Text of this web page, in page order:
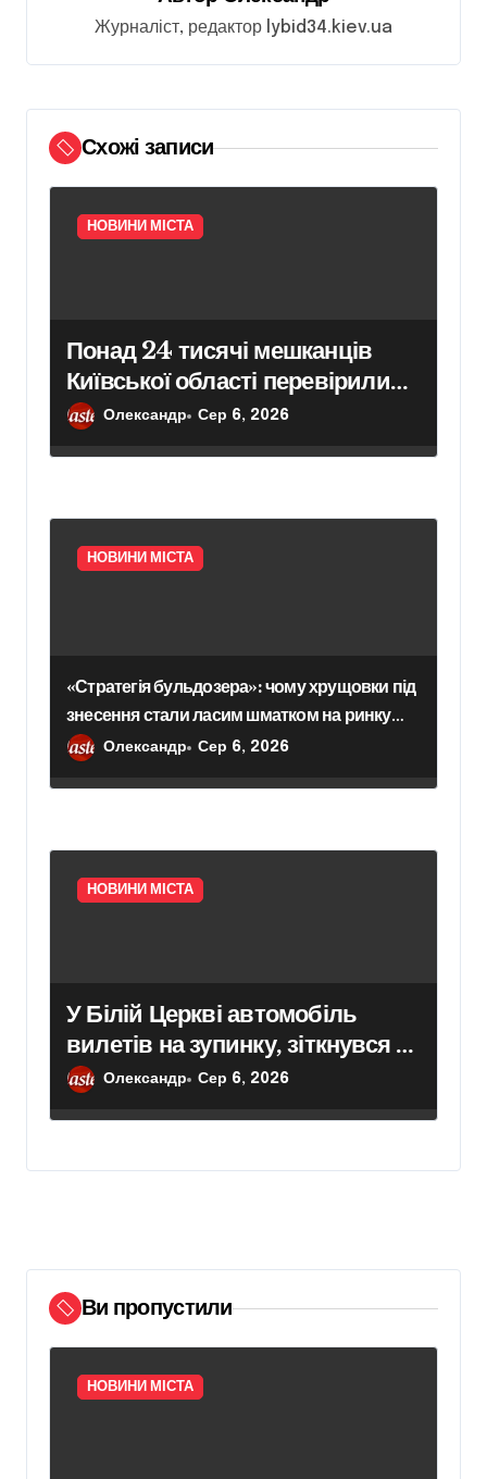
п
и
с
і
в
Журналіст, редактор lybid34.kiev.ua
Схожі записи
НОВИНИ МІСТА
Понад 24 тисячі мешканців
Київської області перевірили
своє здоров’я в межах
Олександр Сер 6, 2026
НОВИНИ МІСТА
«Стратегія бульдозера»: чому хрущовки під
знесення стали ласим шматком на ринку
нерухомості України
Олександр Сер 6, 2026
НОВИНИ МІСТА
У Білій Церкві автомобіль
вилетів на зупинку, зіткнувся з
маршруткою та травмував
Олександр Сер 6, 2026
Ви пропустили
НОВИНИ МІСТА